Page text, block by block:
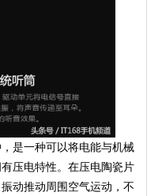
是一种可以将电能与机械
压电特性。在压电陶瓷片
动推动周围空气运动，不